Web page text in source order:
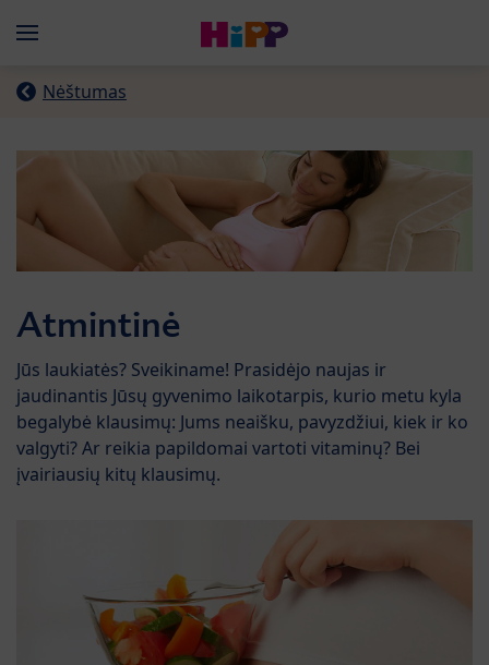
Menü
Nėštumas
Atmintinė
Jūs laukiatės? Sveikiname! Prasidėjo naujas ir
jaudinantis Jūsų gyvenimo laikotarpis, kurio metu kyla
begalybė klausimų: Jums neaišku, pavyzdžiui, kiek ir ko
valgyti? Ar reikia papildomai vartoti vitaminų? Bei
įvairiausių kitų klausimų.